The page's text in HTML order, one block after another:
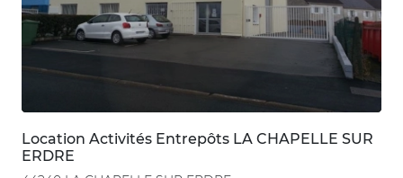
Location Activités Entrepôts LA CHAPELLE SUR
ERDRE